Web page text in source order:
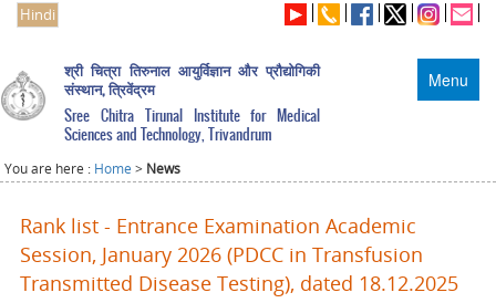
Hindi
Menu
श्री चित्रा तिरुनाल आयुर्विज्ञान और प्रौद्योगिकी
संस्थान, त्रिवेंद्रम
Sree Chitra Tirunal Institute for Medical
Sciences and Technology, Trivandrum
You are here : Home > News
Rank list - Entrance Examination Academic
Session, January 2026 (PDCC in Transfusion
Transmitted Disease Testing), dated 18.12.2025